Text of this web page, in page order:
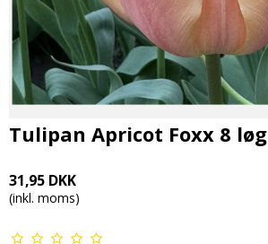
Tulipan Apricot Foxx 8 løg
31,95 DKK
(inkl. moms)